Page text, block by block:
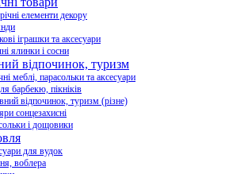
елементи декору
іграшки та аксесуари
ялинки і сосни
відпочинок, туризм
меблі, парасольки та аксесуари
барбекю, пікніків
відпочинок, туризм (різне)
сонцезахисні
і дощовики
для вудок
воблера